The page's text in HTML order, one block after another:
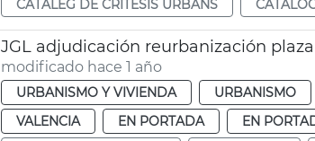
CATALEG DE CRITESIS URBANS
JGL adjudicación reurbanización
modificado hace 1 año
URBANISMO Y VIVIENDA URBANISMO
VALENCIA
EN PORTADA EN